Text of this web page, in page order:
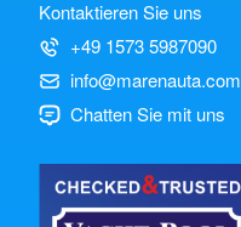
Kontaktieren Sie uns
+49 1573 5987090
info@marenauta.com
Chatten Sie mit uns